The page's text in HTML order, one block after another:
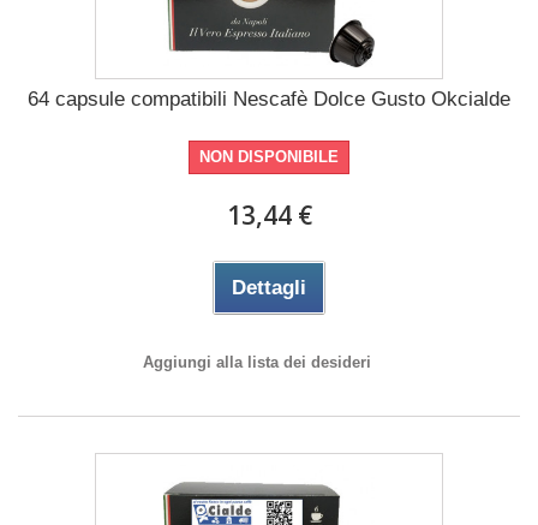
64 capsule compatibili Nescafè Dolce Gusto Okcialde
NON DISPONIBILE
13,44 €
Dettagli
Aggiungi alla lista dei desideri